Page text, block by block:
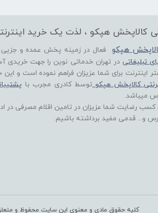
کالاپخش هپکو ، لذت یک خرید
هپکو فعال در زمینه پخش عمده و
تبلیغاتیدر تهران خدماتی نوین را جهت خریدی
اینترنت برای شما عزیزان فراهم نموده است و این
کالاپخش هپکو توسط کادری مجرب با
میباشد.
رضایت شما عزیزان در تامین اقلام مصرفی در
و... قدمی مفید برداشته باشیم.
کلیه حقوق مادی و معنوی این سایت محفوظ و متعلق